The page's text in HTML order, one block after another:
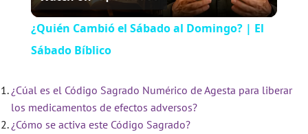
Video
¿Quién Cambió el Sábado al Domingo? | El
Sábado Bíblico
¿Cúal es el Código Sagrado Numérico de Agesta para liberar
los medicamentos de efectos adversos?
¿Cómo se activa este Código Sagrado?